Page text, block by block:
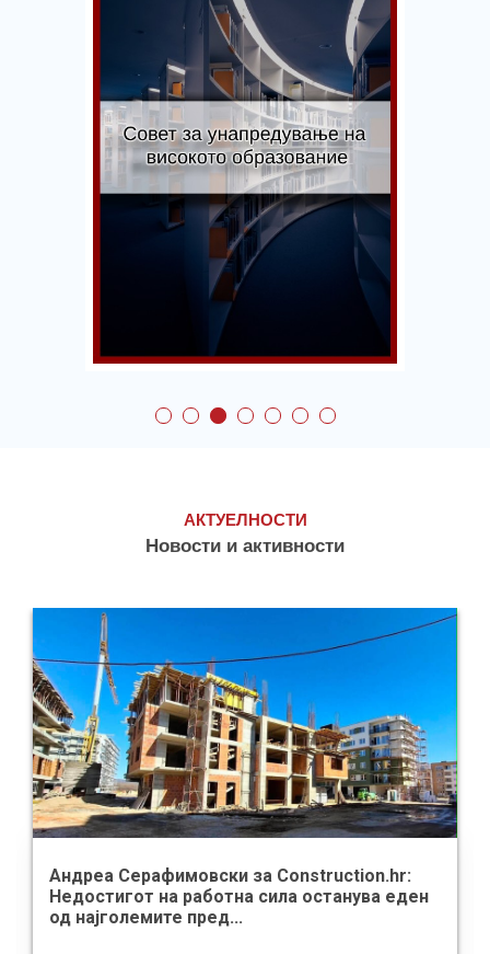
Совет за
високото
образование
АКТУЕЛНОСТИ
Новости и активности
Андреа Серафимовски за Construction.hr:
Недостигот на работна сила останува еден
од најголемите пред...